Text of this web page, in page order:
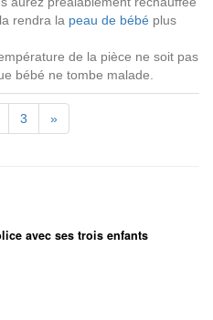
rendra la peau de bébé plus
de la pièce ne soit pas
bébé ne tombe malade.
3 »
avec ses trois enfants